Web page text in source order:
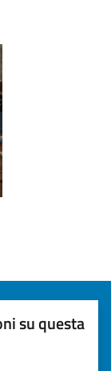
su questa